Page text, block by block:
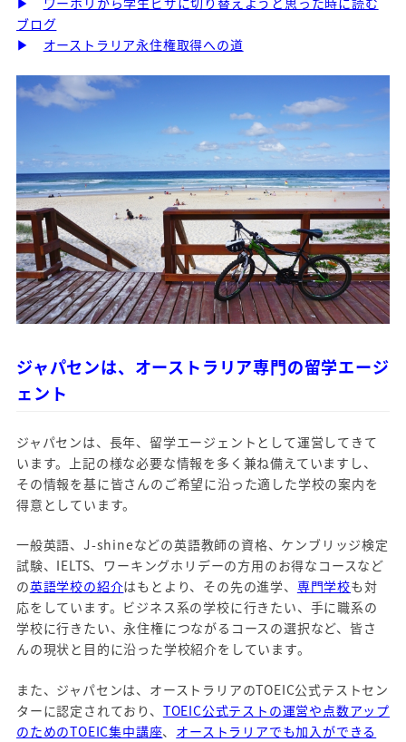
ブログ
▶
オーストラリア永住権取得への道
ジャパセンは、オーストラリア専門の留学エージ
ェント
ジャパセンは、長年、留学エージェントとして運営してきて
います。上記の様な必要な情報を多く兼ね備えていますし、
その情報を基に皆さんのご希望に沿った適した学校の案内を
得意としています。
一般英語、J-shineなどの英語教師の資格、ケンブリッジ検定
試験、IELTS、ワーキングホリデーの方用のお得なコースなど
の英語学校の紹介はもとより、その先の進学、 専門学校も対
応をしています。ビジネス系の学校に行きたい、手に職系の
学校に行きたい、永住権につながるコースの選択など、皆さ
んの現状と目的に沿った学校紹介をしています。
また、ジャパセンは、オーストラリアのTOEIC公式テストセン
ターに認定されており、 TOEIC公式テストの運営や点数アップ
のためのTOEIC集中講座、 オーストラリアでも加入ができる